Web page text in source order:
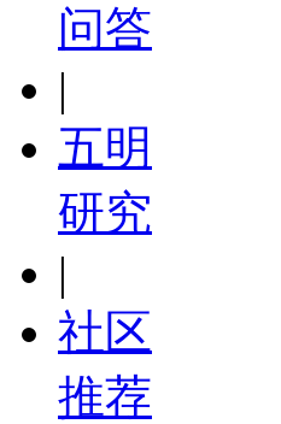
问答
|
五明
研究
|
社区
推荐